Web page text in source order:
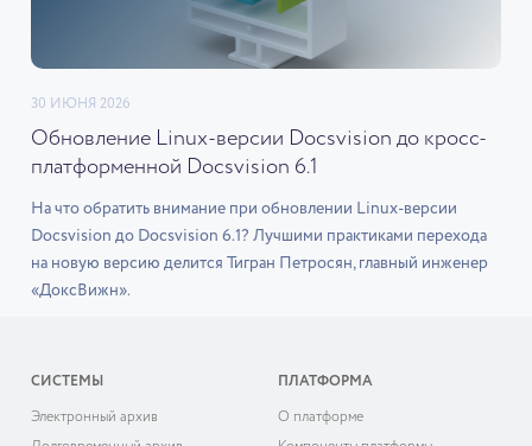
30 ИЮНЯ 2026
Обновление Linux-версии Docsvision до кросс-
платформенной Docsvision 6.1
На что обратить внимание при обновлении Linux-версии
Docsvision до Docsvision 6.1? Лучшими практиками перехода
на новую версию делится Тигран Петросян, главный инженер
«ДоксВижн».
СИСТЕМЫ
Электронный архив
ПЛАТФОРМА
О платформе